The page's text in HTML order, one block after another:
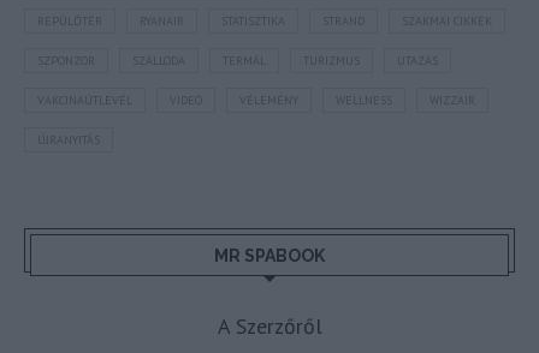
REPÜLŐTÉR STATISZTIKA STRAND SZAKMAI CIKKEK
SZPONZOR SZÁLLODA TERMÁL TURIZMUS UTAZÁS
VAKCINAÚTLEVÉL WIZZAIR
ÚJRANYITÁS
MR SPABOOK
A Szerzőről